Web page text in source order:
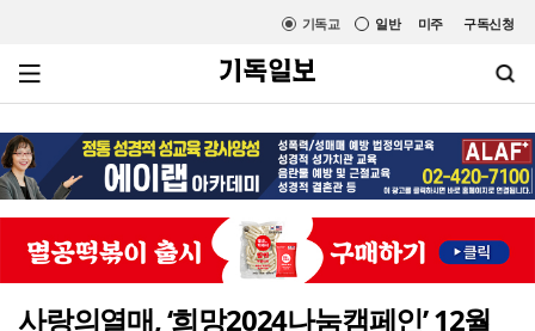
미주 구독신청
일반
기독교
사랑의열매, ‘희망2024나눔캠페인’ 12월